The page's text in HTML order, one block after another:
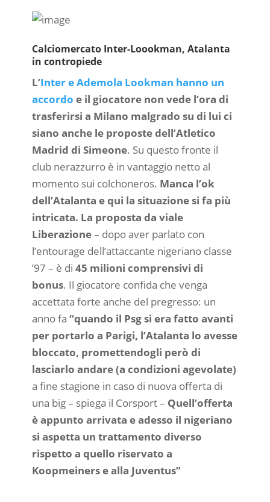
Calciomercato Inter-Loookman, Atalanta
in contropiede
L’Inter e Ademola Lookman hanno un
accordo e il giocatore non vede l’ora di
trasferirsi a Milano malgrado su di lui ci
siano anche le proposte dell’Atletico
Madrid di Simeone. Su questo fronte il
club nerazzurro è in vantaggio netto al
momento sui colchoneros. Manca l’ok
dell’Atalanta e qui la situazione si fa più
intricata. La proposta da viale
Liberazione– dopo aver parlato con
l’entourage dell’attaccante nigeriano classe
’97 – è di 45 milioni comprensivi di
bonus. Il giocatore confida che venga
accettata forte anche del pregresso: un
anno fa “quando il Psg si era fatto avanti
per portarlo a Parigi, l’Atalanta lo avesse
bloccato, promettendogli però di
lasciarlo andare (a condizioni agevolate)
a fine stagione in caso di nuova offerta di
una big – spiega il Corsport – Quell’offerta
è appunto arrivata e adesso il nigeriano
si aspetta un trattamento diverso
rispetto a quello riservato a
Koopmeiners e alla Juventus”